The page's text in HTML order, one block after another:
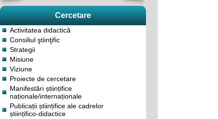
Cercetare
Activitatea didactică
Consiliul ştiinţific
Strategii
Misiune
Viziune
Proiecte de cercetare
Manifestări științifice
naționale/internaționale
Publicații științifice ale cadrelor
științifico-didactice